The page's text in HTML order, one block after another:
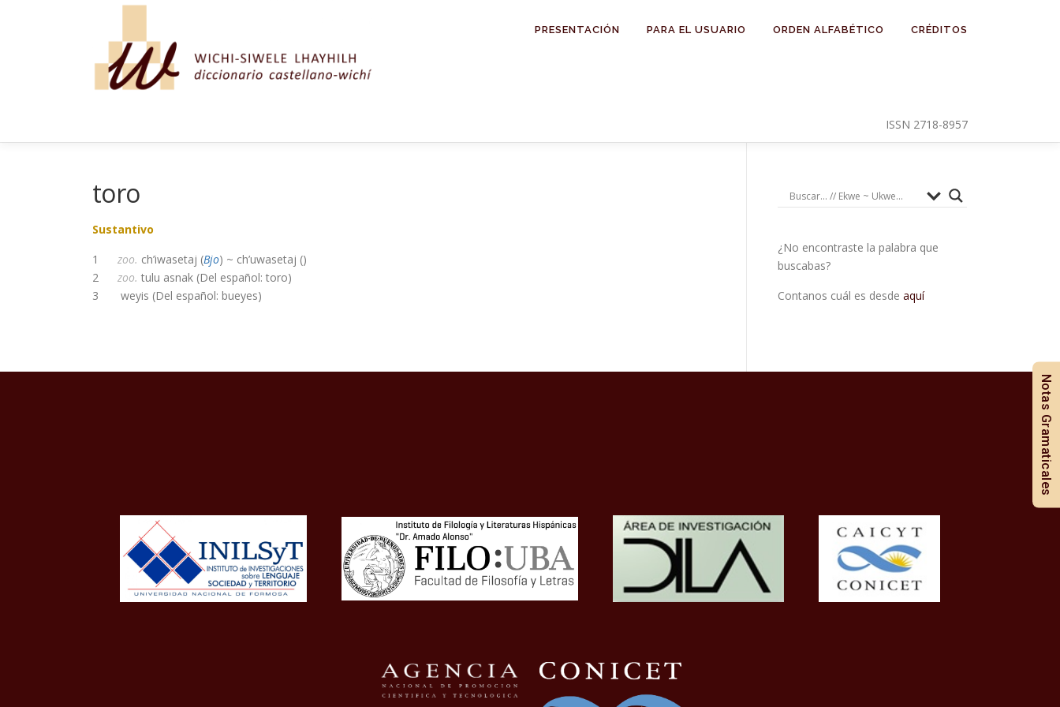
PRESENTACIÓN PARA EL USUARIO ORDEN ALFABÉTICO CRÉDITOS
ISSN 2718-8957
toro
Sustantivo
1 zoo. ch’iwasetaj (Bjo) ~ ch’uwasetaj ()
2 zoo. tulu asnak (Del español: toro)
3 weyis (Del español: bueyes)
¿No encontraste la palabra que
buscabas?
Contanos cuál es desde aquí
Notas Gramaticales